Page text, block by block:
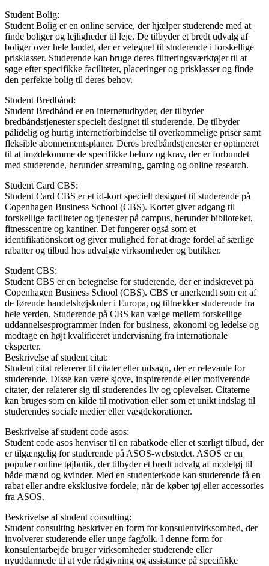
Student Bolig:
Student Bolig er en online service, der hjælper studerende med at
finde boliger og lejligheder til leje. De tilbyder et bredt udvalg af
boliger over hele landet, der er velegnet til studerende i forskellige
prisklasser. Studerende kan bruge deres filtreringsværktøjer til at
søge efter specifikke faciliteter, placeringer og prisklasser og finde
den perfekte bolig til deres behov.
Student Bredbånd:
Student Bredbånd er en internetudbyder, der tilbyder
bredbåndstjenester specielt designet til studerende. De tilbyder
pålidelig og hurtig internetforbindelse til overkommelige priser samt
fleksible abonnementsplaner. Deres bredbåndstjenester er optimeret
til at imødekomme de specifikke behov og krav, der er forbundet
med studerende, herunder streaming, gaming og online research.
Student Card CBS:
Student Card CBS er et id-kort specielt designet til studerende på
Copenhagen Business School (CBS). Kortet giver adgang til
forskellige faciliteter og tjenester på campus, herunder biblioteket,
fitnesscentre og kantiner. Det fungerer også som et
identifikationskort og giver mulighed for at drage fordel af særlige
rabatter og tilbud hos udvalgte virksomheder og butikker.
Student CBS:
Student CBS er en betegnelse for studerende, der er indskrevet på
Copenhagen Business School (CBS). CBS er anerkendt som en af
de førende handelshøjskoler i Europa, og tiltrækker studerende fra
hele verden. Studerende på CBS kan vælge mellem forskellige
uddannelsesprogrammer inden for business, økonomi og ledelse og
modtage en højt kvalificeret undervisning fra internationale
eksperter.
Beskrivelse af student citat:
Student citat refererer til citater eller udsagn, der er relevante for
studerende. Disse kan være sjove, inspirerende eller motiverende
citater, der relaterer sig til studerendes liv og oplevelser. Citaterne
kan bruges som en kilde til motivation eller som et unikt indslag til
studerendes sociale medier eller vægdekorationer.
Beskrivelse af student code asos:
Student code asos henviser til en rabatkode eller et særligt tilbud, der
er tilgængelig for studerende på ASOS-webstedet. ASOS er en
populær online tøjbutik, der tilbyder et bredt udvalg af modetøj til
både mænd og kvinder. Med en studenterkode kan studerende få en
rabat eller andre eksklusive fordele, når de køber tøj eller accessories
fra ASOS.
Beskrivelse af student consulting:
Student consulting beskriver en form for konsulentvirksomhed, der
involverer studerende eller unge fagfolk. I denne form for
konsulentarbejde bruger virksomheder studerende eller
nyuddannede til at yde rådgivning og assistance på specifikke